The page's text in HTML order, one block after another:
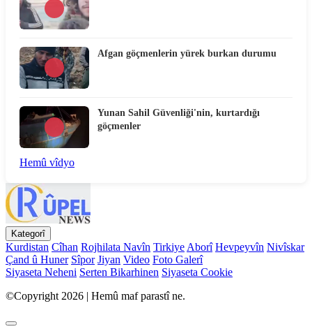
Afgan göçmenlerin yürek burkan durumu
Yunan Sahil Güvenliği'nin, kurtardığı
göçmenler
Hemû vîdyo
Kategorî
Kurdistan Cîhan Rojhilata Navîn Tirkiye Aborî Hevpeyvîn Nivîskar
Çand û Huner Sîpor Jiyan Video Foto Galerî
Siyaseta Neheni Serten Bikarhinen Siyaseta Cookie
©Copyright 2026 | Hemû maf parastî ne.